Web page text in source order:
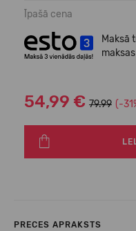
Īpašā cena
Maksā
maksas
54,99 € 79.99 (-
PRECES APRAKSTS